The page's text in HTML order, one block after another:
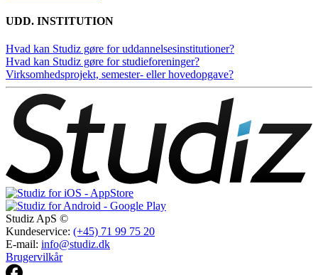
UDD. INSTITUTION
Hvad kan Studiz gøre for uddannelsesinstitutioner?
Hvad kan Studiz gøre for studieforeninger?
Virksomhedsprojekt, semester- eller hovedopgave?
Studiz ApS ©
Kundeservice: (+45) 71 99 75 20
E-mail: info@studiz.dk
Brugervilkår